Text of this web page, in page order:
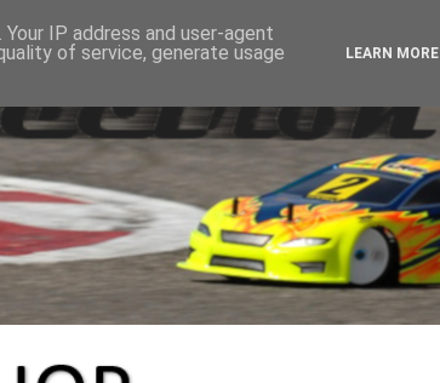
IP address and user-agent
of service, generate usage
LEARN MORE